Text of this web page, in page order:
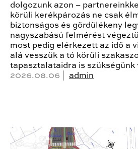
dolgozunk azon –
körüli kerékpározás ne csak
biztonságos és gördülékeny
nagyszabású felmérést
most pedig elérkezett az idő a
alá vesszük a tó körüli
tapasztalataidra is szükségünk
2026.08.06 | admin